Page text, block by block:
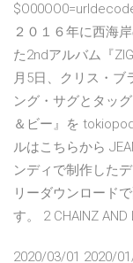
２０１６年に西海
た2ndアルバム『
月5日、クリス・ブ
ング・サグとタッ
＆ビー』を
ルはこちらから
ンディで制作した
リーダウンロード
す。 2 CHAINZ AND
2020/03/01 2020/